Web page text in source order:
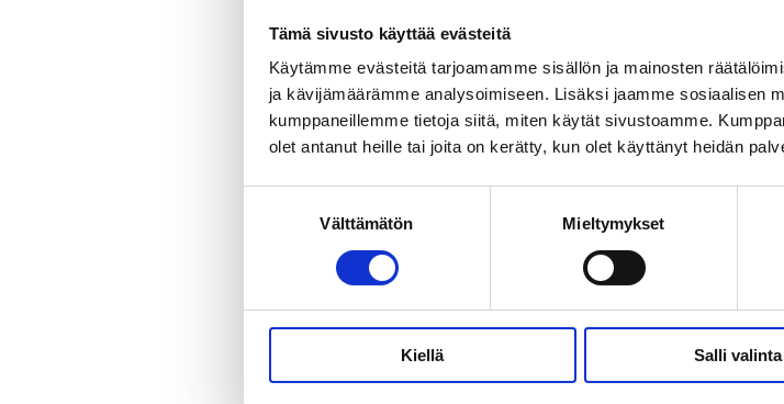
Tämä sivusto käyttää evästeitä
Käytämme evästeitä tarjoamamme sisällön ja mainosten
ja kävijämäärämme analysoimiseen. Lisäksi jaamme sosiaalisen
kumppaneillemme tietoja siitä, miten käytät sivustoamme.
olet antanut heille tai joita on kerätty, kun olet käyttänyt heidän
Välttämätön Mieltymykset
Kiellä Salli valinta
keskiviikkona 10.5.2023 klo 18.-19.30.
Mikä on “äitimyytti”? Entä millaisia
koulutettu kokemusasiantuntija,
tarkastelee aihetta yleisemmästä
Miten voisimme vähentää
kohtaan? Mitä jos pohjattoman
enemmän tilaa yksilöllisyydelle,
Luento järjestetään verkossa. Webinaari
Lisätietoja ja liittymislinkki: